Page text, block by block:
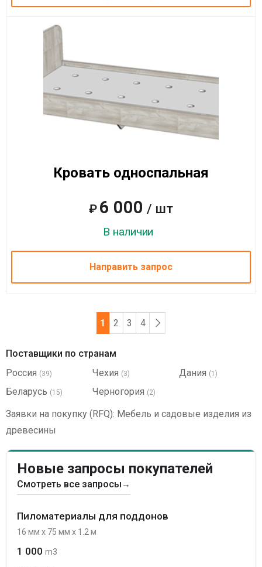
Кровать односпальная
₽ 6 000 / шт
В наличии
Направить запрос
1 2 3 4
Поставщики по странам
Россия (39)
Беларусь (15)
Чехия (3)
Черногория (2)
Дания (1)
Заявки на покупку (RFQ): Мебель и садовые изделия из
древесины
Новые запросы покупателей
Смотреть все запросы →
Пиломатериалы для поддонов
16 мм x 75 мм x 1.2 м
1 000 m3